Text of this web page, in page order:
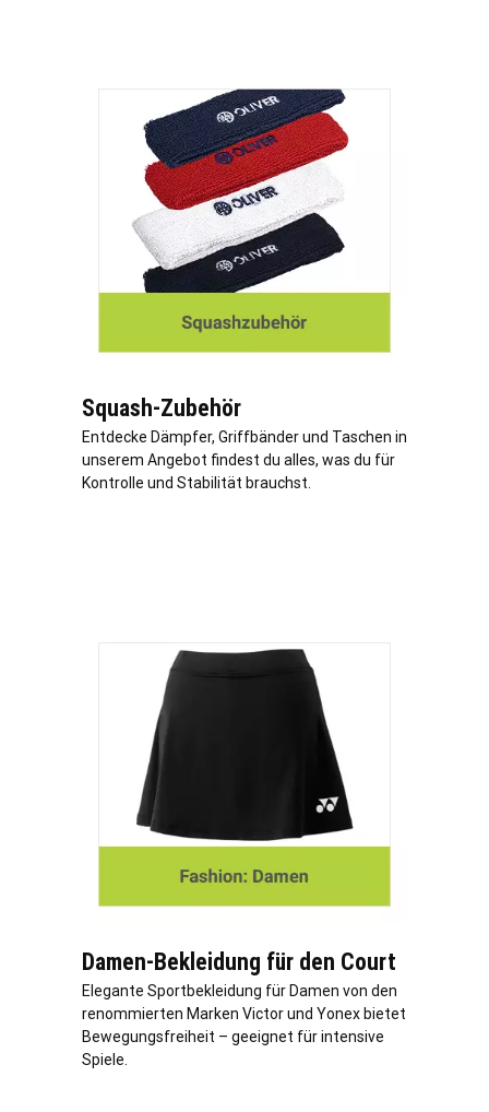
Squash-Zubehör
Entdecke Dämpfer, Griffbänder und Taschen in
unserem Angebot findest du alles, was du für
Kontrolle und Stabilität brauchst.
Damen-Bekleidung für den Court
Elegante Sportbekleidung für Damen von den
renommierten Marken Victor und Yonex bietet
Bewegungsfreiheit – geeignet für intensive
Spiele.